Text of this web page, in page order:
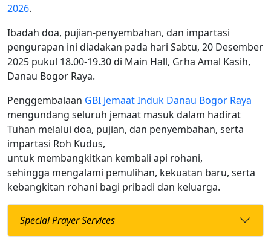
2026.
Ibadah doa, pujian-penyembahan, dan impartasi
pengurapan ini diadakan pada hari Sabtu, 20 Desember
2025 pukul 18.00-19.30 di Main Hall, Grha Amal Kasih,
Danau Bogor Raya.
Penggembalaan GBI Jemaat Induk Danau Bogor Raya
mengundang seluruh jemaat masuk dalam hadirat
Tuhan melalui doa, pujian, dan penyembahan, serta
impartasi Roh Kudus,
untuk membangkitkan kembali api rohani,
sehingga mengalami pemulihan, kekuatan baru, serta
kebangkitan rohani bagi pribadi dan keluarga.
Special Prayer Services